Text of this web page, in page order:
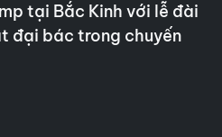
tại Bắc Kinh với lễ đài
đại bác trong chuyến